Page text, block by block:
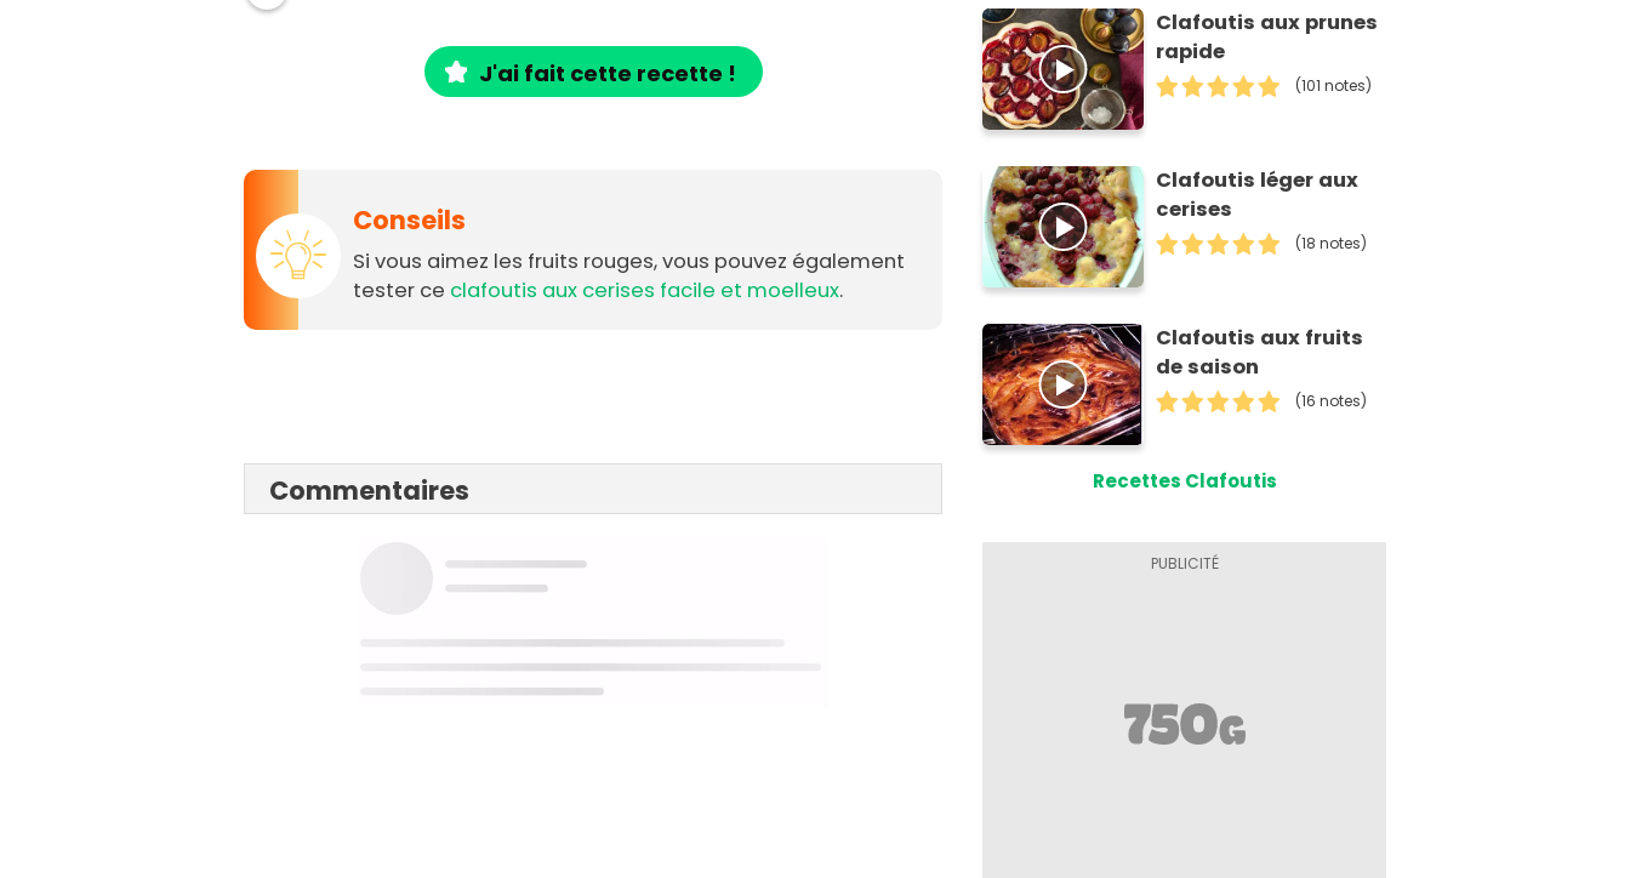
J'ai fait cette recette !
Conseils
Si vous aimez les fruits rouges, vous pouvez également
tester ce clafoutis aux cerises facile et moelleux.
Commentaires
Clafoutis aux prunes
rapide
(101 notes)
Clafoutis léger aux
cerises
(18 notes)
Clafoutis aux fruits
de saison
(16 notes)
Recettes Clafoutis